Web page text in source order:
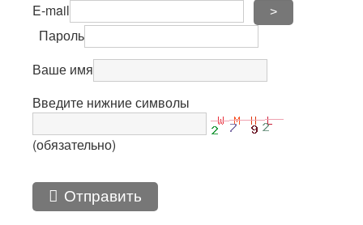
E-mail
>
Пароль
Ваше имя
Введите нижние символы
(обязательно)
Отправить